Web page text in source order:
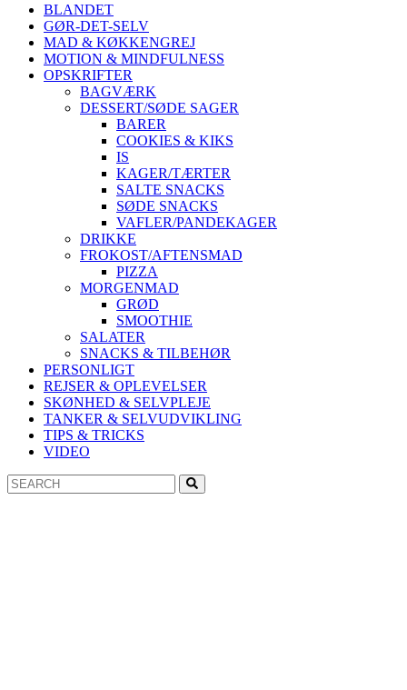
BLANDET
GØR-DET-SELV
MAD & KØKKENGREJ
MOTION & MINDFULNESS
OPSKRIFTER
BAGVÆRK
DESSERT/SØDE SAGER
BARER
COOKIES & KIKS
IS
KAGER/TÆRTER
SALTE SNACKS
SØDE SNACKS
VAFLER/PANDEKAGER
DRIKKE
FROKOST/AFTENSMAD
PIZZA
MORGENMAD
GRØD
SMOOTHIE
SALATER
SNACKS & TILBEHØR
PERSONLIGT
REJSER & OPLEVELSER
SKØNHED & SELVPLEJE
TANKER & SELVUDVIKLING
TIPS & TRICKS
VIDEO
Search
for: